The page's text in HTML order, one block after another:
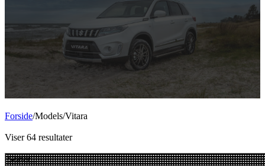
Forside/Models/Vitara
Viser 64 resultater